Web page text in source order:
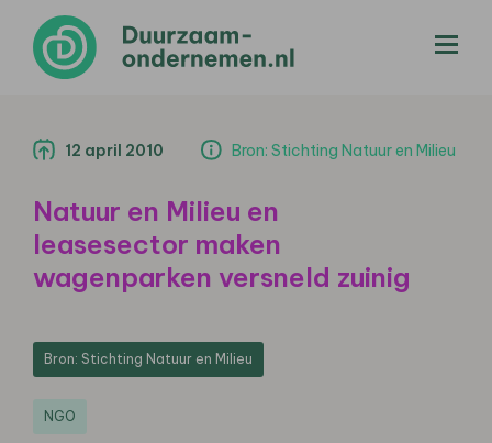
12 april 2010 Bron: Stichting Natuur en Milieu
Natuur en Milieu en
leasesector maken
wagenparken versneld zuinig
Bron: Stichting Natuur en Milieu
NGO